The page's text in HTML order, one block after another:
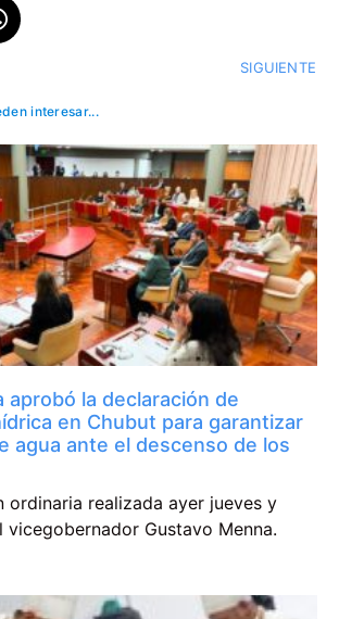
SIGUIENTE
interesar...
aprobó la declaración de
en Chubut para garantizar
agua ante el descenso de los
ordinaria realizada ayer jueves y
vicegobernador Gustavo Menna.